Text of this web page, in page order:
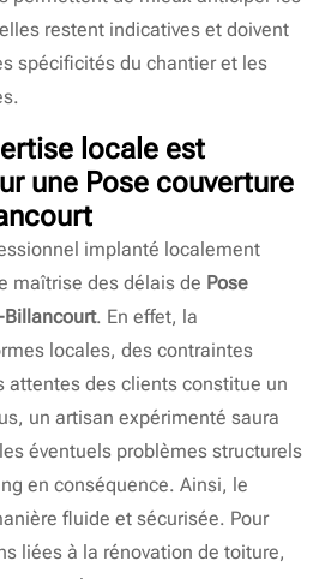
restent indicatives et doivent
spécificités du chantier et les
locale est
une Pose couverture
implanté localement
maîtrise des délais de Pose
Billancourt. En effet, la
locales, des contraintes
attentes des clients constitue un
un artisan expérimenté saura
éventuels problèmes structurels
en conséquence. Ainsi, le
fluide et sécurisée. Pour
liées à la rénovation de toiture,